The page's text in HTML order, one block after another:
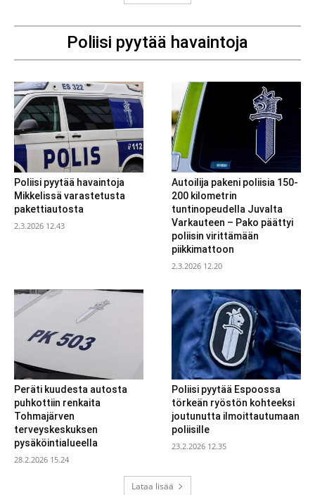
Poliisi pyytää havaintoja
Poliisi pyytää havaintoja
Mikkelissä varastetusta
pakettiautosta
2.3.2026 12.43
Autoilija pakeni poliisia 150-
200 kilometrin
tuntinopeudella Juvalta
Varkauteen – Pako päättyi
poliisin virittämään
piikkimattoon
2.3.2026 12.20
Peräti kuudesta autosta
puhkottiin renkaita
Tohmajärven
terveyskeskuksen
pysäköintialueella
28.2.2026 15.24
Poliisi pyytää Espoossa
törkeän ryöstön kohteeksi
joutunutta ilmoittautumaan
poliisille
23.2.2026 12.35
Lataa lisää